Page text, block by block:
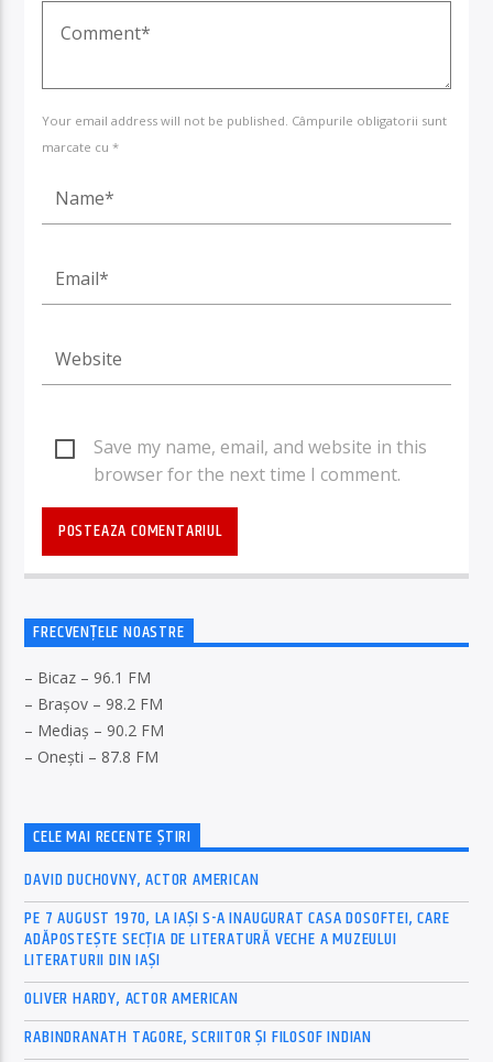
Your email address will not be published. Câmpurile obligatorii sunt
marcate cu *
Save my name, email, and website in this
browser for the next time I comment.
FRECVENȚELE NOASTRE
– Bicaz – 96.1 FM
– Brașov – 98.2 FM
– Mediaș – 90.2 FM
– Onești – 87.8 FM
CELE MAI RECENTE ȘTIRI
DAVID DUCHOVNY, ACTOR AMERICAN
PE 7 AUGUST 1970, LA IAŞI S-A INAUGURAT CASA DOSOFTEI, CARE
ADĂPOSTEŞTE SECŢIA DE LITERATURĂ VECHE A MUZEULUI
LITERATURII DIN IAŞI
OLIVER HARDY, ACTOR AMERICAN
RABINDRANATH TAGORE, SCRIITOR ȘI FILOSOF INDIAN